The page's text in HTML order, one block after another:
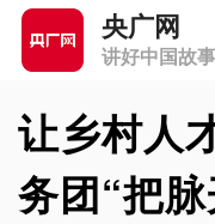
央广网
讲好中国故
让乡村人
务团“把